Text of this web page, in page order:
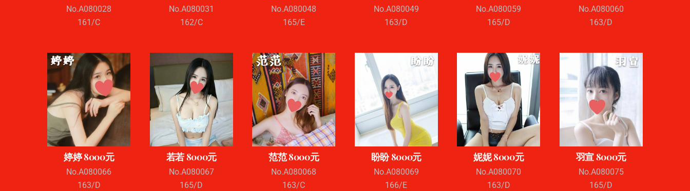
No.A080028
161/C
No.A080031
162/C
No.A080048
165/E
No.A080049
163/D
No.A080059
165/D
No.A080060
163/D
婷婷 8000元
No.A080066
163/D
若若 8000元
No.A080067
165/D
范范 8000元
No.A080068
163/C
盼盼 8000元
No.A080069
166/E
妮妮 8000元
No.A080070
163/D
羽宣 8000元
No.A080075
165/D